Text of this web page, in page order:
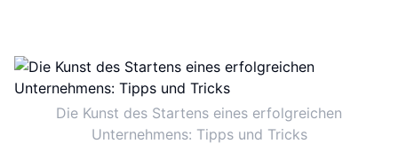
Die Kunst des Startens eines erfolgreichen
Unternehmens: Tipps und Tricks